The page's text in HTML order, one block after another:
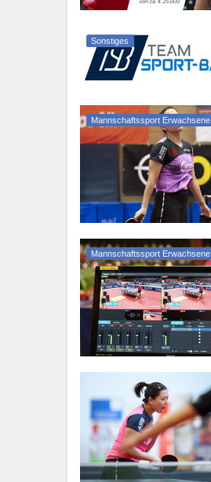
Sonstiges
Mannschaftssport Erwachsene
Mannschaftssport Erwachsene